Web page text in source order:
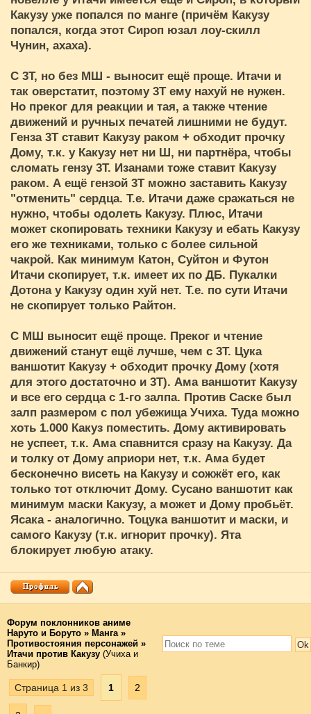
Какузу уже попался по манге (причём Какузу
попался, когда этот Сироп юзал лоу-скилл
Чунин, ахаха).
С 3Т, но без МШ - выносит ещё проще. Итачи и
так оверстатит, поэтому 3Т ему нахуй не нужен.
Но преког для реакции и тая, а также чтение
движений и ручных печатей лишними не будут.
Генза 3Т ставит Какузу раком + обходит прочку
Дому, т.к. у Какузу нет ни Ш, ни партнёра, чтобы
сломать гензу 3Т. Изанами тоже ставит Какузу
раком. А ещё гензой 3Т можно заставить Какузу
"отменить" сердца. Т.е. Итачи даже сражаться не
нужно, чтобы одолеть Какузу. Плюс, Итачи
может скопировать техники Какузу и ебать Какузу
его же техниками, только с более сильной
чакрой. Как минимум Катон, Суйтон и Футон
Итачи скопирует, т.к. имеет их по ДБ. Пукалки
Дотона у Какузу один хуй нет. Т.е. по сути Итачи
не скопирует только Райтон.
С МШ выносит ещё проще. Преког и чтение
движений станут ещё лучше, чем с 3Т. Цука
ваншотит Какузу + обходит прочку Дому (хотя
для этого достаточно и 3Т). Ама ваншотит Какузу
и все его сердца с 1-го залпа. Против Саске был
залп размером с пол убежища Учиха. Туда можно
хоть 1.000 Какуз поместить. Дому активировать
не успеет, т.к. Ама спавнится сразу на Какузу. Да
и толку от Дому априори нет, т.к. Ама будет
бесконечно висеть на Какузу и сожжёт его, как
только тот отключит Дому. Сусано ваншотит как
минимум маски Какузу, а может и Дому пробьёт.
Ясака - аналогично. Тоцука ваншотит и маски, и
самого Какузу (т.к. игнорит прочку). Ята
блокирует любую атаку.
Форум поклонников аниме
Наруто и Боруто » Манга »
Противостояния персонажей »
Итачи против Какузу (Учиха и
Банкир)
Страница 1 из 3 1 2